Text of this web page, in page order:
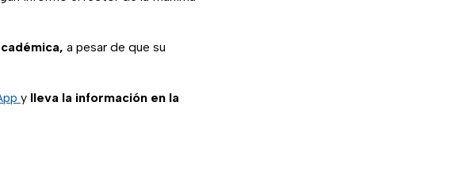
a pesar de que su
y lleva la información en la